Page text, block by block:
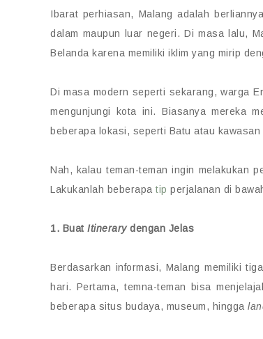
Ibarat perhiasan, Malang adalah
dalam maupun luar negeri. Di masa lalu,
Belanda karena memiliki iklim yang mirip
Di masa modern seperti sekarang, warga
mengunjungi kota ini. Biasanya mereka
beberapa lokasi, seperti Batu atau kawasan
Nah, kalau teman-teman ingin melakukan
Lakukanlah beberapa tip perjalanan di
1. Buat Itinerarydengan Jelas
Berdasarkan informasi, Malang memiliki
hari. Pertama, temna-teman bisa
beberapa situs budaya, museum, hingga